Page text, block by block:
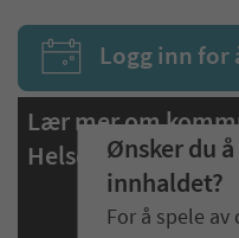
Logg inn
Lær mer om
Helsenorge.Ønsker du
innhaldet?
For å spele av